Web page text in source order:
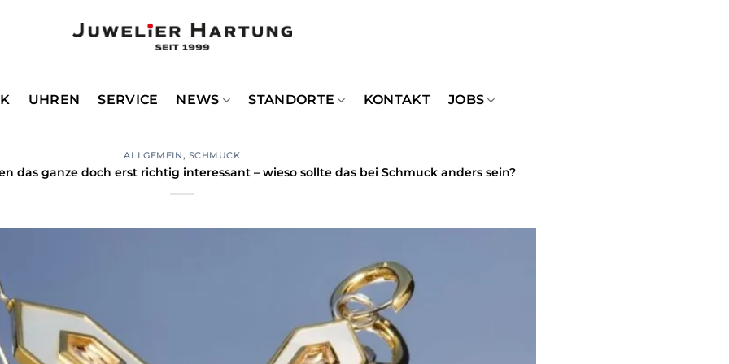
UHREN SERVICE NEWS STANDORTE KONTAKT JOBS
ALLGEMEIN, SCHMUCK
das ganze doch erst richtig interessant – wieso sollte das bei Schmuck anders sein?